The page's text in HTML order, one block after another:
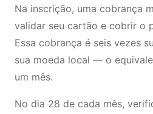
Na inscrição, uma cobrança
validar seu cartão e cobrir o
Essa cobrança é seis vezes
sua moeda local — o
um mês.
No dia 28 de cada mês,